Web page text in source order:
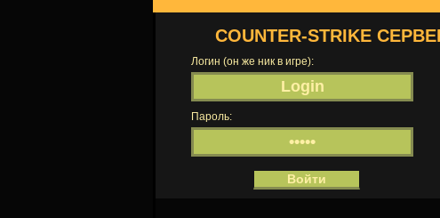
COUNTER-STRIKE
Логин (он же ник в игре):
Пароль: